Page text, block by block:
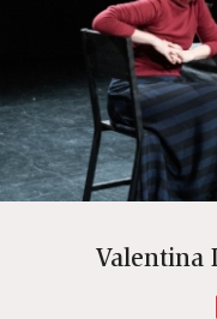
Valentina